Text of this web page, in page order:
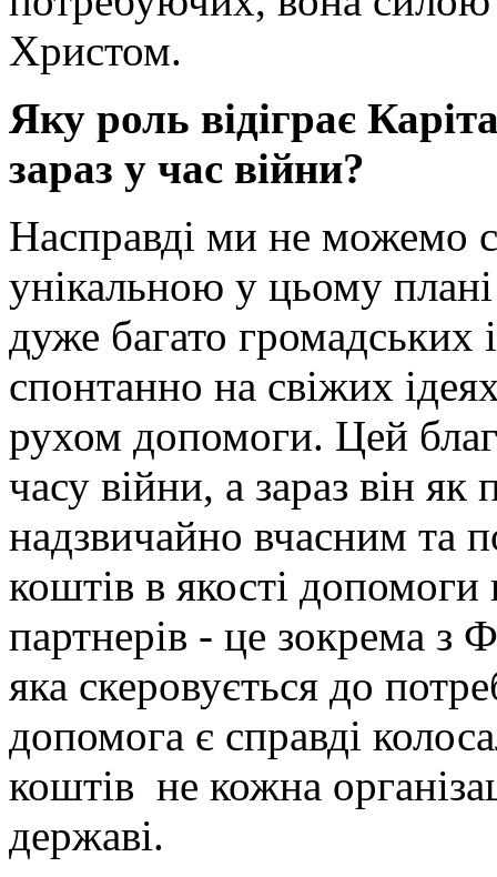
Христом.
Яку роль відіграє
зараз у час війни?
Насправді ми не можемо
унікальною у цьому
дуже багато громадських
спонтанно на свіжих
рухом допомоги. Цей
часу війни, а зараз він
надзвичайно вчасним та
коштів в якості
партнерів - це зокрема з
яка скеровується до
допомога є справді
коштів не кожна
державі.